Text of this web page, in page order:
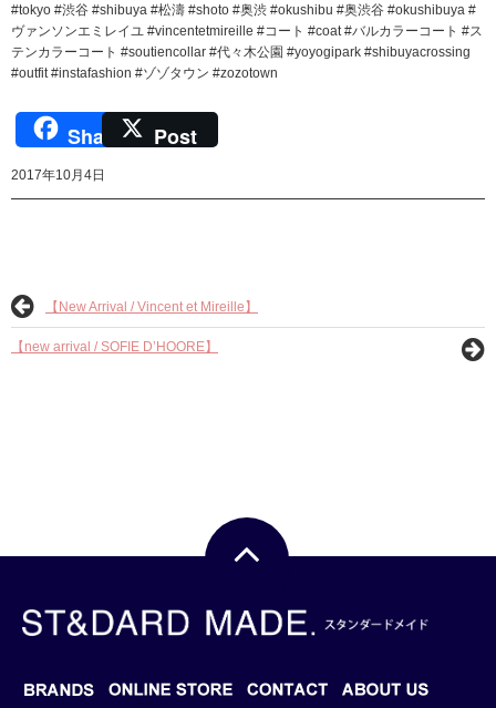
#tokyo #渋谷 #shibuya #松濤 #shoto #奥渋 #okushibu #奥渋谷 #okushibuya #
ヴァンソンエミレイユ #vincentetmireille #コート #coat #バルカラーコート #ス
テンカラーコート #soutiencollar #代々木公園 #yoyogipark #shibuyacrossing
#outfit #instafashion #ゾゾタウン #zozotown
Share Post
2017年10月4日
【New Arrival / Vincent et Mireille】
【new arrival / SOFIE D’HOORE】
BRANDS BLOG ONLINE STORE